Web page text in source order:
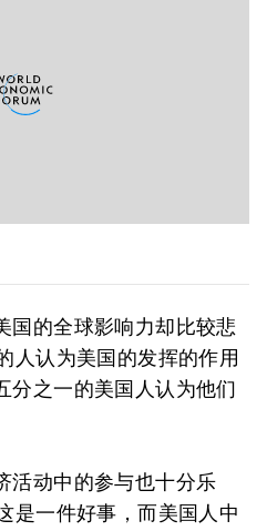
国的全球影响力却比较悲
人认为美国的发挥的作用
分之一的美国人认为他们
活动中的参与也十分乐
是一件好事，而美国人中